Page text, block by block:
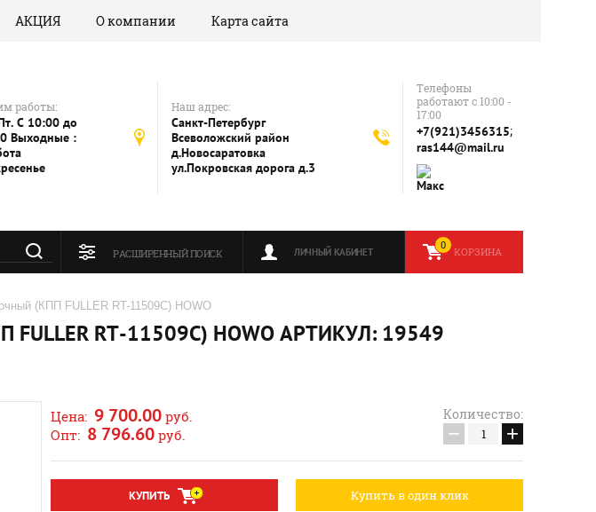
АКЦИЯ О компании Карта сайта
работы:
C 10:00 до
Выходные :
Наш адрес:
Санкт-Петербург
Всеволожский район
д.Новосаратовка
ул.Покровская дорога д.3
Телефоны
работают с 10:00 -
17:00
+7(921)3456315;
ras144@mail.ru
КОРЗИНА
0
ЛИЧНЫЙ КАБИНЕТ
РАСШИРЕННЫЙ ПОИСК
(КПП FULLER RT-11509C) HOWO
RT-11509C) HOWO АРТИКУЛ: 19549
Цена: 9 700.00 руб.
Опт: 8 796.60 руб.
Количество:
− +
КУПИТЬ Купить в один клик